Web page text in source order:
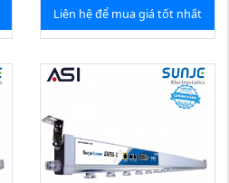
Liên hệ để mua giá tốt nhất